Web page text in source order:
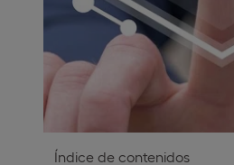
Índice de contenidos